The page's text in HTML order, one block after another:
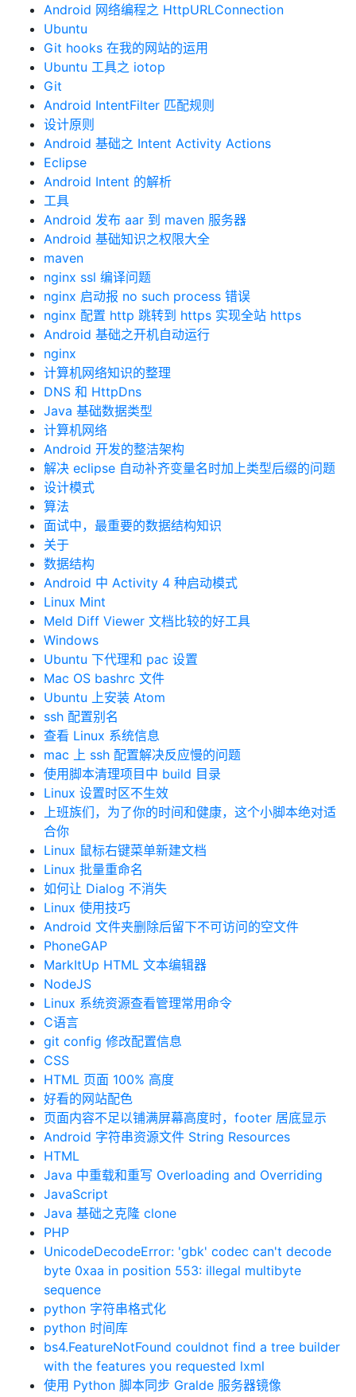
Android 网络编程之 HttpURLConnection
Ubuntu
Git hooks 在我的网站的运用
Ubuntu 工具之 iotop
Git
Android IntentFilter 匹配规则
设计原则
Android 基础之 Intent Activity Actions
Eclipse
Android Intent 的解析
工具
Android 发布 aar 到 maven 服务器
Android 基础知识之权限大全
maven
nginx ssl 编译问题
nginx 启动报 no such process 错误
nginx 配置 http 跳转到 https 实现全站 https
Android 基础之开机自动运行
nginx
计算机网络知识的整理
DNS 和 HttpDns
Java 基础数据类型
计算机网络
Android 开发的整洁架构
解决 eclipse 自动补齐变量名时加上类型后缀的问题
设计模式
算法
面试中，最重要的数据结构知识
关于
数据结构
Android 中 Activity 4 种启动模式
Linux Mint
Meld Diff Viewer 文档比较的好工具
Windows
Ubuntu 下代理和 pac 设置
Mac OS bashrc 文件
Ubuntu 上安装 Atom
ssh 配置别名
查看 Linux 系统信息
mac 上 ssh 配置解决反应慢的问题
使用脚本清理项目中 build 目录
Linux 设置时区不生效
上班族们，为了你的时间和健康，这个小脚本绝对适
合你
Linux 鼠标右键菜单新建文档
Linux 批量重命名
如何让 Dialog 不消失
Linux 使用技巧
Android 文件夹删除后留下不可访问的空文件
PhoneGAP
MarkItUp HTML 文本编辑器
NodeJS
Linux 系统资源查看管理常用命令
C语言
git config 修改配置信息
CSS
HTML 页面 100% 高度
好看的网站配色
页面内容不足以铺满屏幕高度时，footer 居底显示
Android 字符串资源文件 String Resources
HTML
Java 中重载和重写 Overloading and Overriding
JavaScript
Java 基础之克隆 clone
PHP
UnicodeDecodeError: 'gbk' codec can't decode
byte 0xaa in position 553: illegal multibyte
sequence
python 字符串格式化
python 时间库
bs4.FeatureNotFound couldnot find a tree builder
with the features you requested lxml
使用 Python 脚本同步 Gralde 服务器镜像